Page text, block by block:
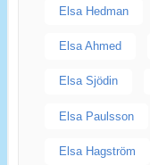
Elsa Hedman
Elsa Ahmed
Elsa Sjödin
Elsa Paulsson
Elsa Hagström